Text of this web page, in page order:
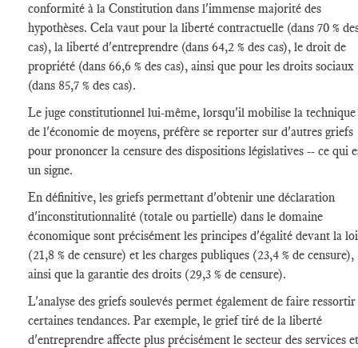
conformité à la Constitution dans l'immense majorité des
hypothèses. Cela vaut pour la liberté contractuelle (dans 70 %
cas), la liberté d'entreprendre (dans 64,2 % des cas), le droit de
propriété (dans 66,6 % des cas), ainsi que pour les droits sociaux
(dans 85,7 % des cas).
Le juge constitutionnel lui-même, lorsqu'il mobilise la technique
de l'économie de moyens, préfère se reporter sur d'autres griefs
pour prononcer la censure des dispositions législatives -- ce qui
un signe.
En définitive, les griefs permettant d'obtenir une déclaration
d'inconstitutionnalité (totale ou partielle) dans le domaine
économique sont précisément les principes d'égalité devant la loi
(21,8 % de censure) et les charges publiques (23,4 % de censure),
ainsi que la garantie des droits (29,3 % de censure).
L'analyse des griefs soulevés permet également de faire ressortir
certaines tendances. Par exemple, le grief tiré de la liberté
d'entreprendre affecte plus précisément le secteur des services et